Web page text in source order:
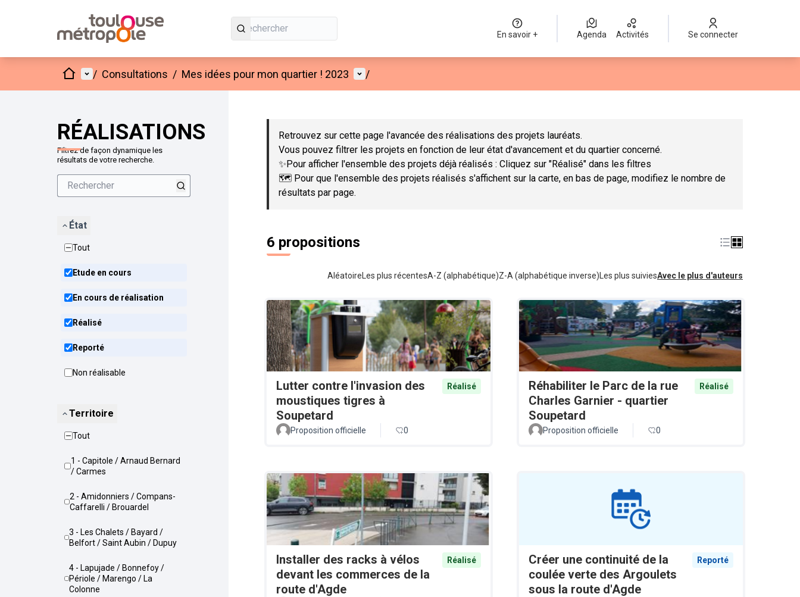
En savoir + Agenda Activités Se connecter
AccueilMenu principal
/ Consultations / Mes idées pour mon quartier ! 2023 Menu utilisateur
/
RÉALISATIONS
Filtrez de façon dynamique les
résultats de votre recherche.
État
Tout
Etude en cours
En cours de réalisation
Réalisé
Reporté
Non réalisable
Territoire
Tout
1 - Capitole / Arnaud Bernard
/ Carmes
2 - Amidonniers / Compans-
Caffarelli / Brouardel
3 - Les Chalets / Bayard /
Belfort / Saint Aubin / Dupuy
4 - Lapujade / Bonnefoy /
Périole / Marengo / La
Colonne
Passer la carte
Retrouvez sur cette page l'avancée des réalisations des projets lauréats.
Vous pouvez filtrer les projets en fonction de leur état d'avancement et du quartier concerné.
✨Pour afficher l'ensemble des projets déjà réalisés : Cliquez sur "Réalisé" dans les filtres
🗺️ Pour que l'ensemble des projets réalisés s'affichent sur la carte, en bas de page, modifiez le nombre de
résultats par page.
6 propositions
Aléatoire Les plus récentesA-Z (alphabétique)Z-A (alphabétique inverse) Les plus suiviesAvec le plus d'auteurs
Lutter contre l'invasion des
moustiques tigres à
Soupetard
Réalisé
Proposition officielle 0
Réhabiliter le Parc de la rue
Charles Garnier - quartier
Soupetard
Réalisé
Proposition officielle 0
Installer des racks à vélos
devant les commerces de la
route d'Agde
Réalisé
Créer une continuité de la
coulée verte des Argoulets
sous la route d'Agde
Reporté